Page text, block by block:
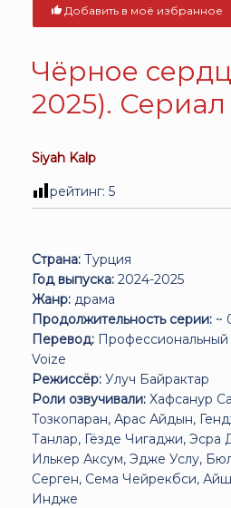
Добавить в моё избранное
Чёрное
2025). Сериал
Siyah Kalp
рейтинг: 5
Страна: Турция
Год выпуска: 2024-2025
Жанр: драма
Продолжительность серии: ~
Перевод:
Voize
Режиссёр: Улуч Байрактар
Роли озвучивали: Хафсанур
Тозкопаран, Арас Айдын,
Танлар, Гёзде Чигаджи, Эсра
Илькер Аксум, Эдже Услу,
Серген, Сема Чейрекбси,
Индже